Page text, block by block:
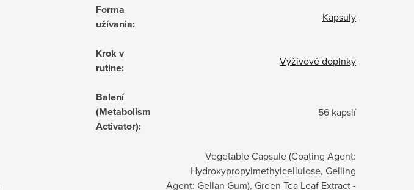
Forma
užívania: Kapsuly
Krok v
rutine: Výživové doplnky
Balení
(Metabolism
Activator):
56 kapslí
Vegetable Capsule (Coating Agent:
Hydroxypropylmethylcellulose, Gelling
Agent: Gellan Gum), Green Tea Leaf Extract -